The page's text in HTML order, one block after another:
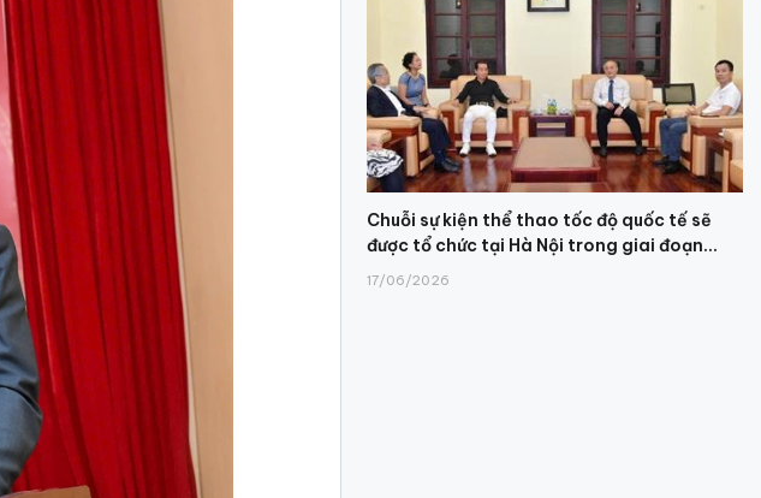
Chuỗi sự kiện thể thao tốc độ quốc tế sẽ
được tổ chức tại Hà Nội trong giai đoạn...
17/06/2026